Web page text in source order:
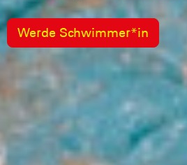
Werde Retter*in